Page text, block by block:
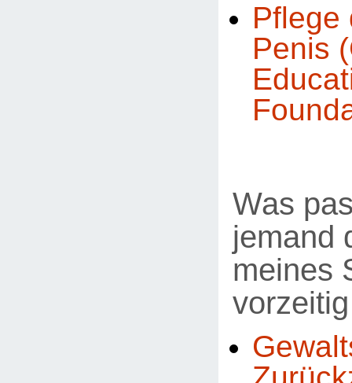
Pflege
Penis
Was
jemand
meines